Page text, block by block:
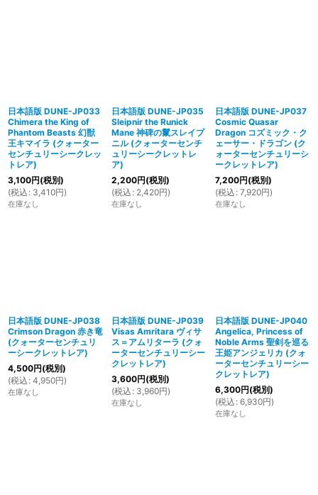
日本語版 DUNE-JP033
Chimera the King of
Phantom Beasts 幻獣
王キマイラ (クォーター
センチュリーシークレッ
トレア)
3,100円(税別)
(税込 : 3,410円)
在庫なし
日本語版 DUNE-JP035
Sleipnir the Runick
Mane 神碑の鬣スレイプ
ニル (クォーターセンチ
ュリーシークレットレ
ア)
2,200円(税別)
(税込 : 2,420円)
在庫なし
日本語版 DUNE-JP037
Cosmic Quasar
Dragon コズミック・ク
ェーサー・ドラゴン (ク
ォーターセンチュリーシ
ークレットレア)
7,200円(税別)
(税込 : 7,920円)
在庫なし
日本語版 DUNE-JP038
Crimson Dragon 赤き竜
(クォーターセンチュリ
ーシークレットレア)
4,500円(税別)
(税込 : 4,950円)
在庫なし
日本語版 DUNE-JP039
Visas Amritara ヴィサ
ス＝アムリターラ (クォ
ーターセンチュリーシー
クレットレア)
3,600円(税別)
(税込 : 3,960円)
在庫なし
日本語版 DUNE-JP040
Angelica, Princess of
Noble Arms 聖剣を巡る
王姫アンジェリカ (クォ
ーターセンチュリーシー
クレットレア)
6,300円(税別)
(税込 : 6,930円)
在庫なし